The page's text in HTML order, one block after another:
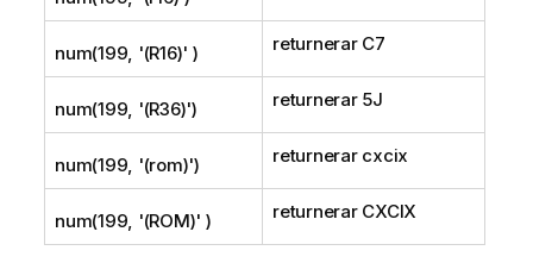
num(199, '(R16)' ) returnerar C7
num(199, '(R36)') returnerar 5J
num(199, '(rom)') returnerar cxcix
num(199, '(ROM)' ) returnerar CXCIX